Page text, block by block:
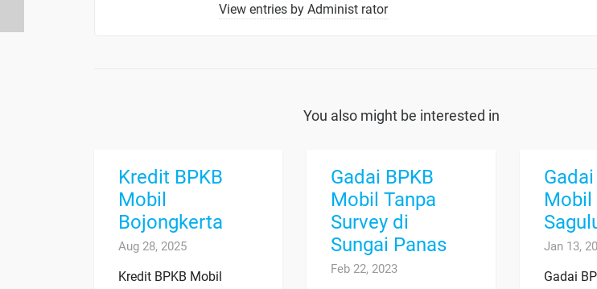
View entries by Administ rator
You also might be interested in
Kredit BPKB
Mobil
Bojongkerta
Aug 28, 2025
Kredit BPKB Mobil
Gadai BPKB
Mobil Tanpa
Survey di
Sungai Panas
Feb 22, 2023
Mobil
Jan 13,
Gadai